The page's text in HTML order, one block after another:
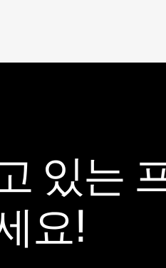
있는
요!